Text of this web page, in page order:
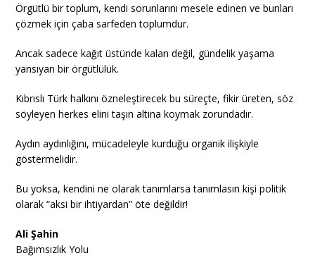
Örgütlü bir toplum, kendi sorunlarını mesele edinen ve bunları
çözmek için çaba sarfeden toplumdur.
Ancak sadece kağıt üstünde kalan değil, gündelik yaşama
yansıyan bir örgütlülük.
Kıbrıslı Türk halkını özneleştirecek bu süreçte, fikir üreten, söz
söyleyen herkes elini taşın altına koymak zorundadır.
Aydın aydınlığını, mücadeleyle kurduğu organik ilişkiyle
göstermelidir.
Bu yoksa, kendini ne olarak tanımlarsa tanımlasın kişi politik
olarak “aksi bir ihtiyardan” öte değildir!
Ali Şahin
Bağımsızlık Yolu